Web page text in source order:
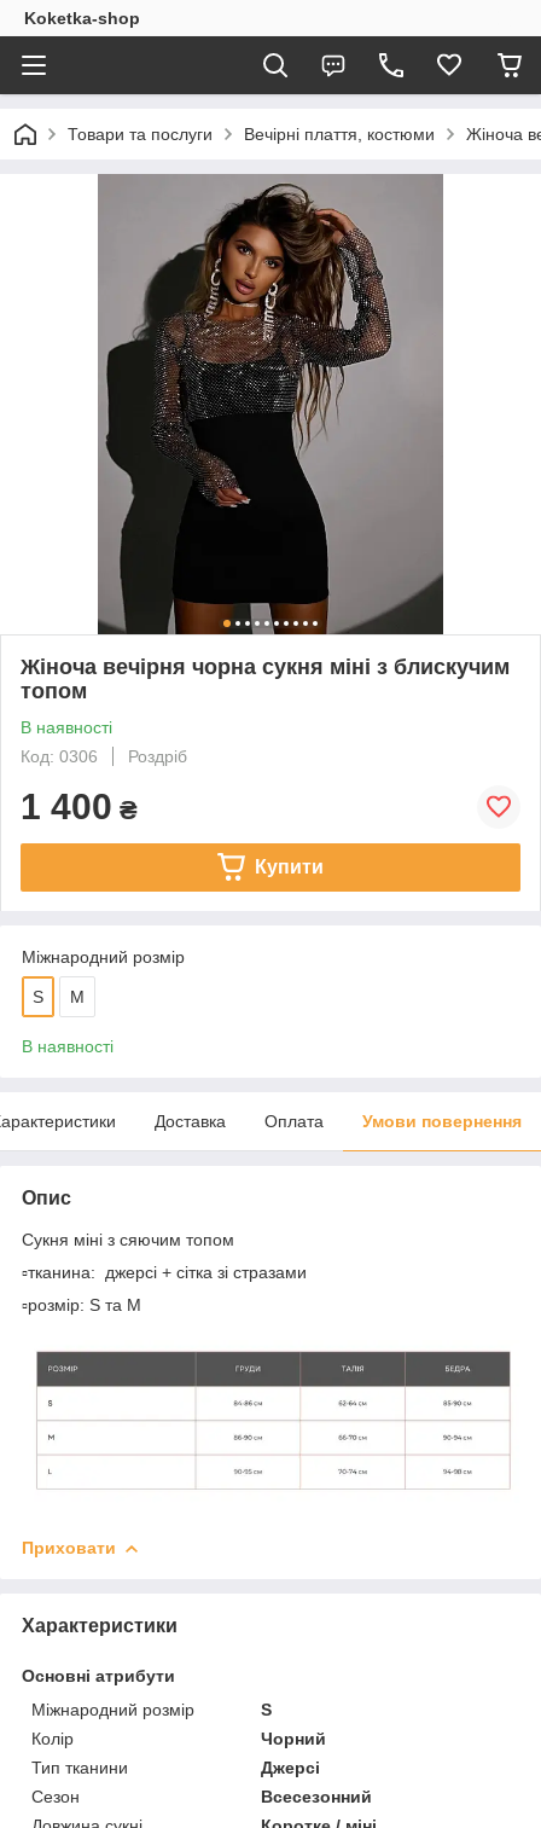
Koketka-shop
Товари та послуги Вечірні плаття, костюми Жіноча
Жіноча вечірня чорна сукня міні з блискучим
топом
В наявності
Код: 0306
Роздріб
1 400 ₴
Купити
Міжнародний розмір
S М
В наявності
Доставка Оплата Умови повернення
Опис
Сукня міні з сяючим топом
▫️тканина: джерсі + сітка зі стразами
▫️розмір: S та М
Приховати
Характеристики
Основні атрибути
Міжнародний розмір
S
Колір
Чорний
Тип тканини
Джерсі
Сезон
Всесезонний